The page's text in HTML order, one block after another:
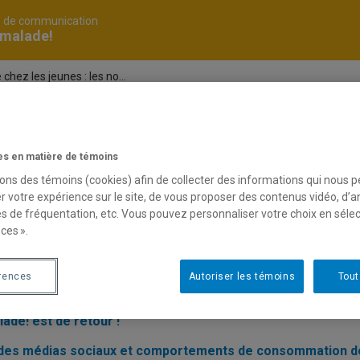
de communication
les jeunes : les no...
de myopie chez les jeunes : les nouvelles
par texto auprès des jeunes : un nouveau mode
d’aujourd’hui : désengagés ou engagés autrement?
chez les jeunes… une prise de risque porteuse de sens»
est de retour !
médias sociaux et comportements de consommation
en matière de témoins
des témoins (cookies) afin de collecter des informations qui nous
votre expérience sur le site, de vous proposer des contenus vidéo,
de fréquentation, etc. Vous pouvez personnaliser votre choix en
».
Autoriser les témoins